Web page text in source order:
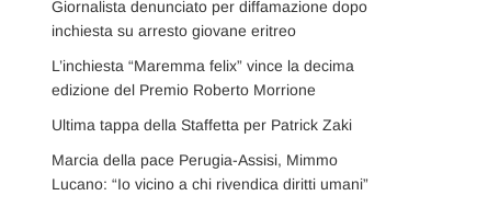
Giornalista denunciato per diffamazione dopo
inchiesta su arresto giovane eritreo
L’inchiesta “Maremma felix” vince la decima
edizione del Premio Roberto Morrione
Ultima tappa della Staffetta per Patrick Zaki
Marcia della pace Perugia-Assisi, Mimmo
Lucano: “Io vicino a chi rivendica diritti umani”